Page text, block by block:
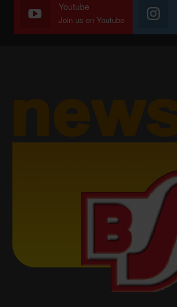
Youtube
Join us on Youtube